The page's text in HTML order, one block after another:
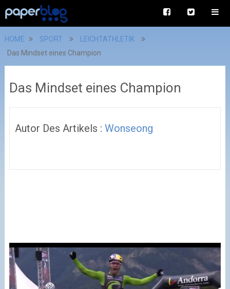
HOME SPORT
LEICHTATHLETIK
Das Mindset eines Champion
Das Mindset eines Champion
Autor Des Artikels : Wonseong